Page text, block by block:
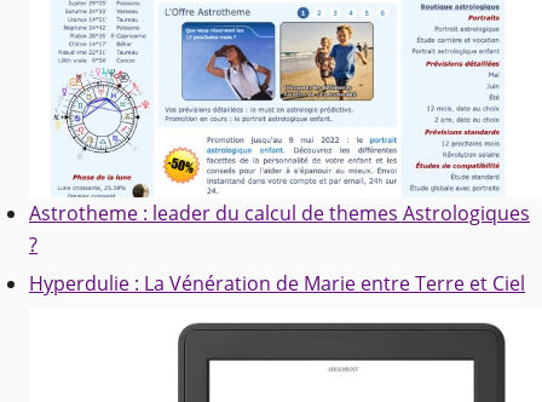
Astrotheme : leader du calcul de themes Astrologiques
?
Hyperdulie : La Vénération de Marie entre Terre et Ciel